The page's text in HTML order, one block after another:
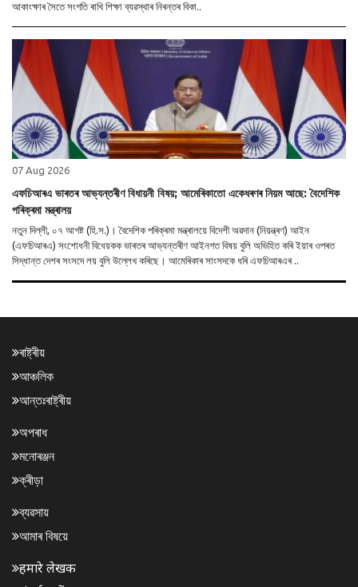
আকাংক্ষাৰ সৈতে সংগতি ৰাখি শিক্ষা ব্যৱস্থাৰ নিৰন্তৰ বিকা..
07 Aug 2026
এফচিআৰএ ভাৰতৰ আভ্যন্তৰীণ বিধায়নী বিষয়; আমেৰিকাতো একেধৰণৰ নিয়ম আছে: বৈদেশিক
পৰিক্ৰমা মন্ত্ৰালয়
নতুন দিল্লী, ০৭ আগষ্ট (হি.স.)। বৈদেশিক পৰিক্ৰমা মন্ত্ৰালয়ে বিদেশী অৱদান (নিয়ন্ত্ৰণ) আইন
(এফচিআৰএ) সংশোধনী বিধেয়কক ভাৰতৰ আভ্যন্তৰীণ আইনগত বিষয় বুলি অভিহিত কৰি ইয়াৰ ওপৰত
সিদ্ধান্ত দেশৰ সংসদে লয় বুলি উল্লেখ কৰিছে। আমেৰিকাৰ সাংসদকে ধৰি এফচিআৰএৰ ..
ৰাষ্ট্ৰীয়
আঞ্চলিক
আন্তঃৰাষ্ট্ৰীয়
অপৰাধ
মনোৰঞ্জন
ক্ৰীড়া
ব্যৱসায়
আমাৰ বিষয়ে
हमारे लेखक